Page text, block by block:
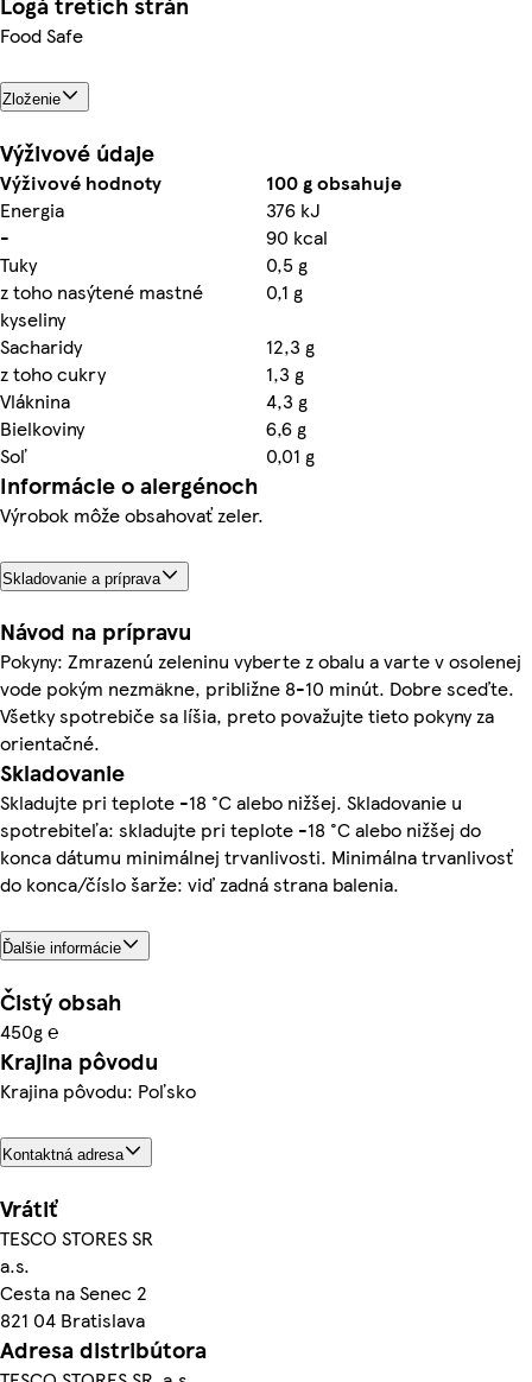
Food Safe
Zloženie
Výživové údaje
Výživové hodnoty
100 g obsahuje
Energia
376 kJ
-
90 kcal
Tuky
0,5 g
z toho nasýtené mastné
kyseliny
0,1 g
Sacharidy
12,3 g
z toho cukry
1,3 g
Vláknina
4,3 g
Bielkoviny
6,6 g
Soľ
0,01 g
Informácie o alergénoch
Výrobok môže obsahovať zeler.
Skladovanie a príprava
Návod na prípravu
Pokyny: Zmrazenú zeleninu vyberte z obalu a varte v osolenej
vode pokým nezmäkne, približne 8-10 minút. Dobre sceďte.
Všetky spotrebiče sa líšia, preto považujte tieto pokyny za
orientačné.
Skladovanie
Skladujte pri teplote -18 °C alebo nižšej. Skladovanie u
spotrebiteľa: skladujte pri teplote -18 °C alebo nižšej do
konca dátumu minimálnej trvanlivosti. Minimálna trvanlivosť
do konca/číslo šarže: viď zadná strana balenia.
Ďalšie informácie
Čistý obsah
450g ℮
Krajina pôvodu
Krajina pôvodu: Poľsko
Kontaktná adresa
Vrátiť
TESCO STORES SR
a.s.
Cesta na Senec 2
821 04 Bratislava
Adresa distribútora